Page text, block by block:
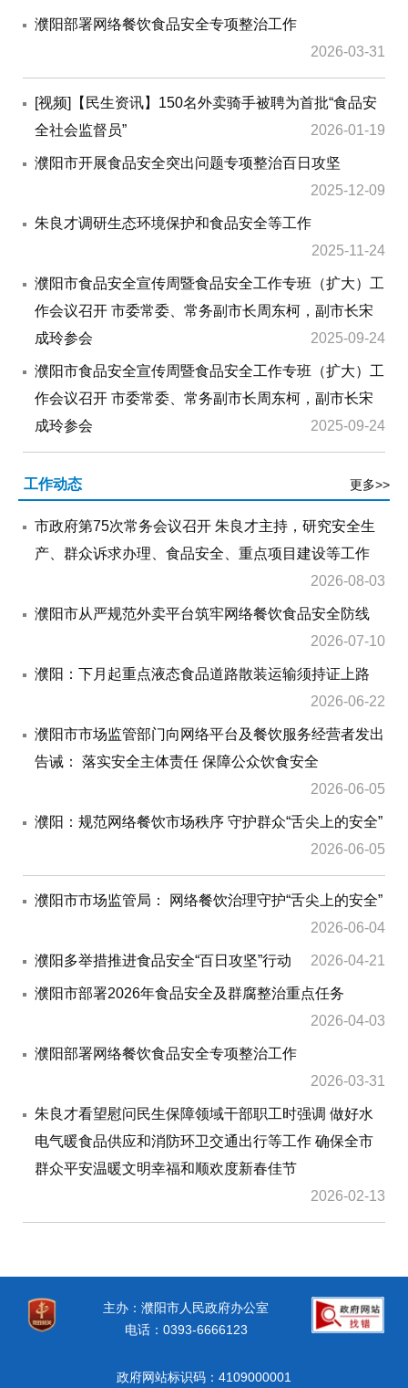
濮阳部署网络餐饮食品安全专项整治工作
2026-03-31
[视频]【民生资讯】150名外卖骑手被聘为首批“食品安
全社会监督员”
2026-01-19
濮阳市开展食品安全突出问题专项整治百日攻坚
2025-12-09
朱良才调研生态环境保护和食品安全等工作
2025-11-24
濮阳市食品安全宣传周暨食品安全工作专班（扩大）工
作会议召开 市委常委、常务副市长周东柯，副市长宋
成玲参会
2025-09-24
濮阳市食品安全宣传周暨食品安全工作专班（扩大）工
作会议召开 市委常委、常务副市长周东柯，副市长宋
成玲参会
2025-09-24
工作动态 更多>>
市政府第75次常务会议召开 朱良才主持，研究安全生
产、群众诉求办理、食品安全、重点项目建设等工作
2026-08-03
濮阳市从严规范外卖平台筑牢网络餐饮食品安全防线
2026-07-10
濮阳：下月起重点液态食品道路散装运输须持证上路
2026-06-22
濮阳市市场监管部门向网络平台及餐饮服务经营者发出
告诫： 落实安全主体责任 保障公众饮食安全
2026-06-05
濮阳：规范网络餐饮市场秩序 守护群众“舌尖上的安全”
2026-06-05
濮阳市市场监管局： 网络餐饮治理守护“舌尖上的安全”
2026-06-04
濮阳多举措推进食品安全“百日攻坚”行动 2026-04-21
濮阳市部署2026年食品安全及群腐整治重点任务
2026-04-03
濮阳部署网络餐饮食品安全专项整治工作
2026-03-31
朱良才看望慰问民生保障领域干部职工时强调 做好水
电气暖食品供应和消防环卫交通出行等工作 确保全市
群众平安温暖文明幸福和顺欢度新春佳节
2026-02-13
主办：濮阳市人民政府办公室
电话：0393-6666123
政府网站标识码：4109000001